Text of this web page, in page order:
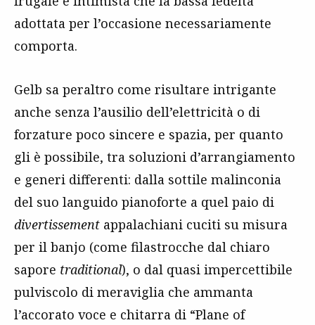
adottata per l’occasione necessariamente
comporta.
Gelb sa peraltro come risultare intrigante
anche senza l’ausilio dell’elettricità o di
forzature poco sincere e spazia, per quanto
gli è possibile, tra soluzioni d’arrangiamento
e generi differenti: dalla sottile malinconia
del suo languido pianoforte a quel paio di
divertissement appalachiani cuciti su misura
per il banjo (come filastrocche dal chiaro
sapore traditional), o dal quasi impercettibile
pulviscolo di meraviglia che ammanta
l’accorato voce e chitarra di “Plane of